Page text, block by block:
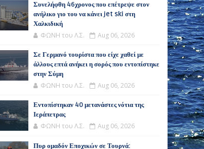
Συνελήφθη 46χρονος που επέτρεψε στον
ανήλικο γιο του να κάνει jet ski στη
Χαλκιδική
ΦΩΝΗ του Λ.Σ. Aug 06, 2026
Σε Γερμανό τουρίστα που είχε χαθεί με
άλλους επτά ανήκει η σορός που εντοπίστηκε
στην Σύμη
ΦΩΝΗ του Λ.Σ. Aug 06, 2026
Εντοπίστηκαν 40 μετανάστες νότια της
Ιεράπετρας
ΦΩΝΗ του Λ.Σ. Aug 06, 2026
Πυρ ομαδόν Εποχικών σε Τουρνά: